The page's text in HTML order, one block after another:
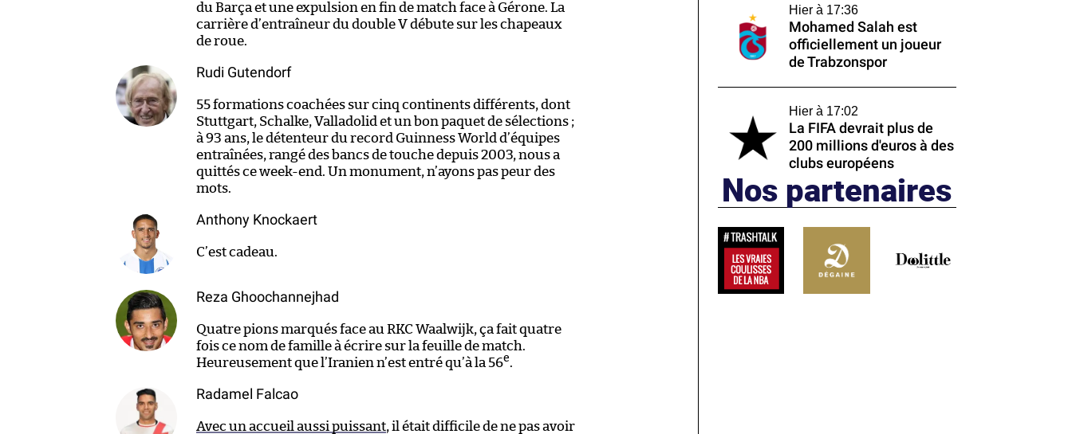
du Barça et une expulsion en fin de match face à Gérone. La
carrière d’entraîneur du double V débute sur les chapeaux
de roue.
Rudi Gutendorf
55 formations coachées sur cinq continents différents, dont
Stuttgart, Schalke, Valladolid et un bon paquet de sélections ;
à 93 ans, le détenteur du record Guinness World d’équipes
entraînées, rangé des bancs de touche depuis 2003, nous a
quittés ce week-end. Un monument, n’ayons pas peur des
mots.
Anthony Knockaert
C’est cadeau.
Reza Ghoochannejhad
Quatre pions marqués face au RKC Waalwijk, ça fait quatre
fois ce nom de famille à écrire sur la feuille de match.
Heureusement que l’Iranien n’est entré qu’à la 56e.
Radamel Falcao
Avec un accueil aussi puissant, il était difficile de ne pas avoir
Hier à 17:36
Mohamed Salah est
officiellement un joueur
de Trabzonspor
Hier à 17:02
La FIFA devrait plus de
200 millions d'euros à des
clubs européens
Nos partenaires